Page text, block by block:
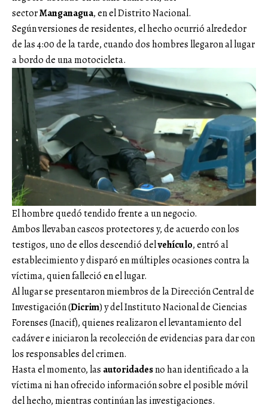
sectorManganagua, en el Distrito Nacional.
Según versiones de residentes, el hecho ocurrió alrededor
de las 4:00 de la tarde, cuando dos hombres llegaron al lugar
a bordo de una motocicleta.
El hombre quedó tendido frente a un negocio.
Ambos llevaban cascos protectores y, de acuerdo con los
testigos, uno de ellos descendió delvehículo, entró al
establecimiento y disparó en múltiples ocasiones contra la
víctima, quien falleció en el lugar.
Al lugar se presentaron miembros de la Dirección Central de
Investigación (Dicrim) y del Instituto Nacional de Ciencias
Forenses (Inacif), quienes realizaron el levantamiento del
cadáver e iniciaron la recolección de evidencias para dar con
los responsables del crimen.
Hasta el momento, las autoridadesno han identificado a la
víctima ni han ofrecido información sobre el posible móvil
del hecho, mientras continúan las investigaciones.